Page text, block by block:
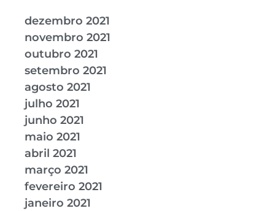
dezembro 2021
novembro 2021
outubro 2021
setembro 2021
agosto 2021
julho 2021
junho 2021
maio 2021
abril 2021
março 2021
fevereiro 2021
janeiro 2021